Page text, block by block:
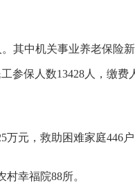
其中机关事业养老保险
参保人数13428人，缴费
元，救助困难家庭446户
幸福院88所。